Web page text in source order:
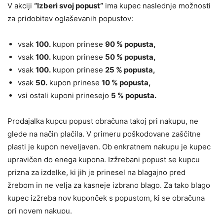
V akciji “Izberi svoj popust” ima kupec naslednje možnosti
za pridobitev oglaševanih popustov:
vsak 100. kupon prinese 90 % popusta,
vsak 100. kupon prinese 50 % popusta,
vsak 100. kupon prinese 25 % popusta,
vsak 50. kupon prinese 10 % popusta,
vsi ostali kuponi prinesejo 5 % popusta.
Prodajalka kupcu popust obračuna takoj pri nakupu, ne
glede na način plačila. V primeru poškodovane zaščitne
plasti je kupon neveljaven. Ob enkratnem nakupu je kupec
upravičen do enega kupona. Izžrebani popust se kupcu
prizna za izdelke, ki jih je prinesel na blagajno pred
žrebom in ne velja za kasneje izbrano blago. Za tako blago
kupec izžreba nov kuponček s popustom, ki se obračuna
pri novem nakupu.